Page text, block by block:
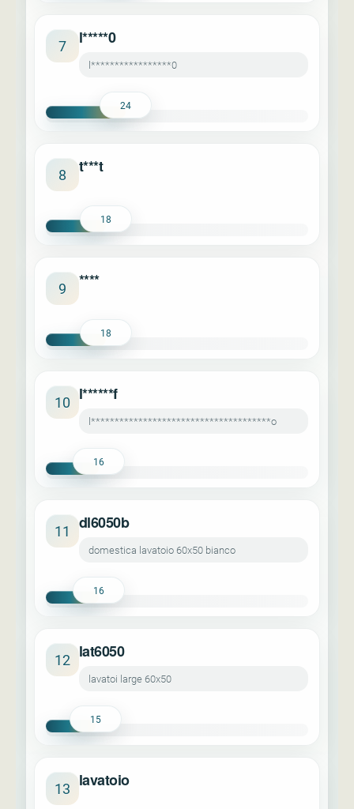
7 l*****0
l*****************0
24
8 t***t
18
9 ****
18
10 l******f
l**************************************o
16
11 dl6050b
domestica lavatoio 60x50 bianco
16
12 lat6050
lavatoi large 60x50
15
13 lavatoio